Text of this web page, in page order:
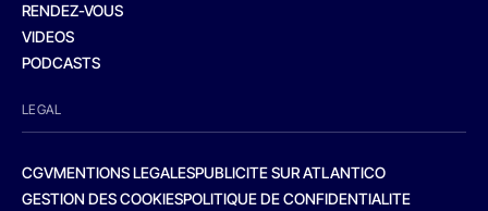
RENDEZ-VOUS
VIDEOS
PODCASTS
LEGAL
CGVMENTIONS LEGALESPUBLICITE SUR ATLANTICO
GESTION DES COOKIESPOLITIQUE DE CONFIDENTIALITE